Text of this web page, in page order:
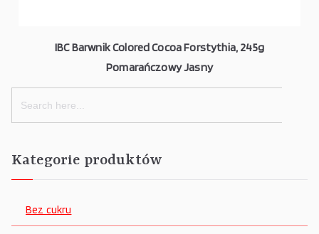
IBC Barwnik Colored Cocoa Forstythia, 245g
Pomarańczowy Jasny
Search
for:
Kategorie produktów
Bez cukru